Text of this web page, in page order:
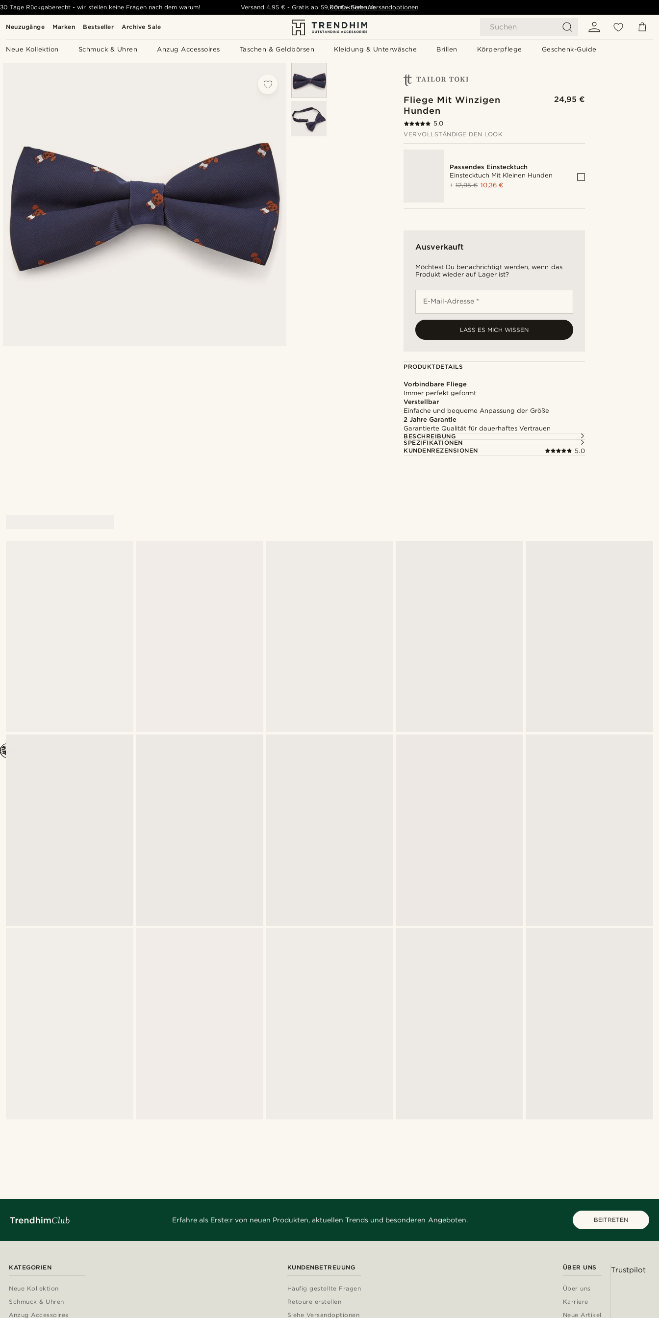
Neuzugänge Marken Bestseller Archive Sale Suchen
Neue Kollektion Schmuck & Uhren Anzug Accessoires Taschen & Geldbörsen Kleidung & Unterwäsche Brillen Körperpflege Geschenk-Guide
30 Tage Rückgaberecht - wir stellen keine Fragen nach dem warum! Versand 4,95 € -Gratis ab 59,00 € - Siehe Versandoptionen
Kontaktiere uns
Fliege Mit Winzigen
Hunden
24,95 €
5.0
VERVOLLSTÄNDIGE DEN LOOK
Passendes Einstecktuch
Einstecktuch Mit Kleinen Hunden
+12,95 € 10,36 €
Ausverkauft
Möchtest Du benachrichtigt werden, wenn das
Produkt wieder auf Lager ist?
E-Mail-Adresse *
LASS ES MICH WISSEN
PRODUKTDETAILS
Vorbindbare Fliege
Immer perfekt geformt
Verstellbar
Einfache und bequeme Anpassung der Größe
2 Jahre Garantie
Garantierte Qualität für dauerhaftes Vertrauen
BESCHREIBUNG
SPEZIFIKATIONEN
KUNDENREZENSIONEN
5.0
Erfahre als Erste:r von neuen Produkten, aktuellen Trends und besonderen Angeboten. BEITRETEN
KATEGORIEN
Neue Kollektion
Schmuck & Uhren
Anzug Accessoires
KUNDENBETREUUNG
Häufig gestellte Fragen
Retoure erstellen
Siehe Versandoptionen
ÜBER UNS
Über uns
Karriere
Neue Artikel
Trustpilot